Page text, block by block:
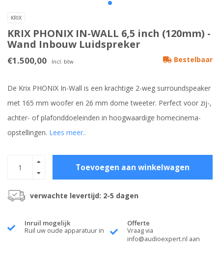
KRIX
KRIX PHONIX IN-WALL 6,5 inch (120mm) -
Wand Inbouw Luidspreker
€1.500,00 Incl. btw Bestelbaar
De Krix PHONIX In-Wall is een krachtige 2-weg surroundspeaker
met 165 mm woofer en 26 mm dome tweeter. Perfect voor zij-,
achter- of plafonddoeleinden in hoogwaardige homecinema-
opstellingen. Lees meer..
Toevoegen aan winkelwagen
verwachte levertijd: 2-5 dagen
Inruil mogelijk
Ruil uw oude apparatuur in
Offerte
Vraag via
info@audioexpert.nl aan